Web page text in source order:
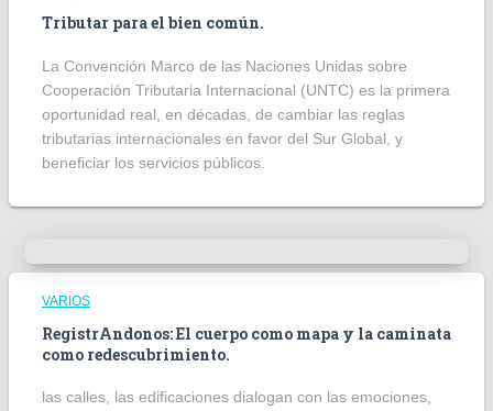
Tributar para el bien común.
La Convención Marco de las Naciones Unidas sobre
Cooperación Tributaria Internacional (UNTC) es la primera
oportunidad real, en décadas, de cambiar las reglas
tributarias internacionales en favor del Sur Global, y
beneficiar los servicios públicos.
VARIOS
RegistrAndonos: El cuerpo como mapa y la caminata
como redescubrimiento.
las calles, las edificaciones dialogan con las emociones,